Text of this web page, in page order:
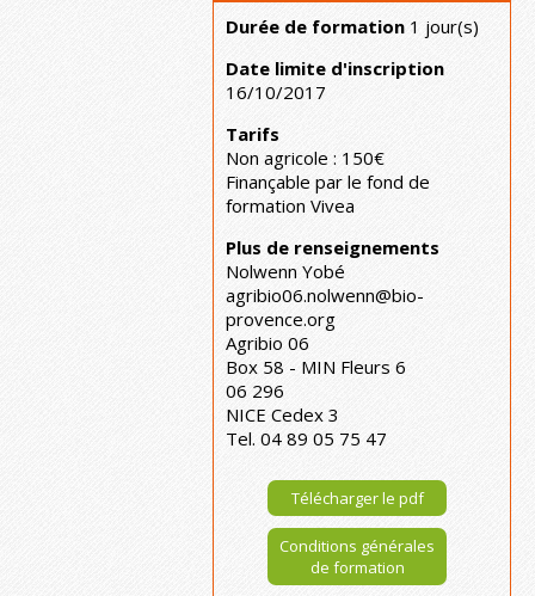
Durée de formation 1 jour(s)
Date limite d'inscription
16/10/2017
Tarifs
Non agricole : 150€
Finançable par le fond de
formation Vivea
Plus de renseignements
Nolwenn Yobé
agribio06.nolwenn@bio-
provence.org
Agribio 06
Box 58 - MIN Fleurs 6
06 296
NICE Cedex 3
Tel. 04 89 05 75 47
Télécharger le pdf
Conditions générales
de formation